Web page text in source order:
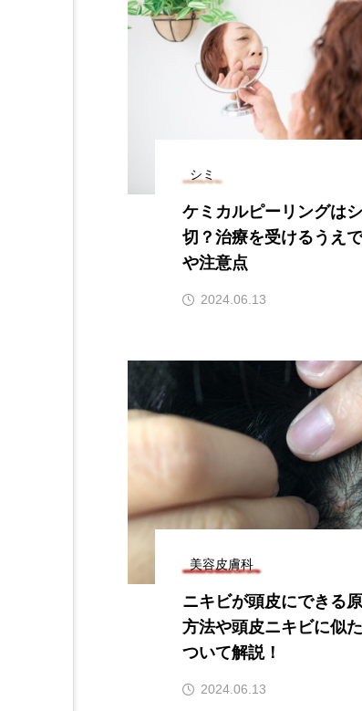
シミ
ケミカルピーリングは
切？治療を受けるうえ
や注意点
2024.06.13
美容皮膚科
ニキビが頭皮にできる
方法や頭皮ニキビに似
ついて解説！
2024.06.13